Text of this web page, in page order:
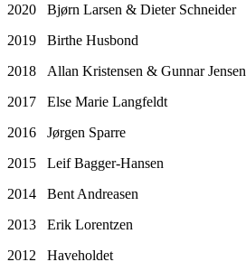
2020 Bjørn Larsen & Dieter Schneider
2019 Birthe Husbond
2018 Allan Kristensen & Gunnar Jensen
2017 Else Marie Langfeldt
2016 Jørgen Sparre
2015 Leif Bagger-Hansen
2014 Bent Andreasen
2013 Erik Lorentzen
2012 Haveholdet